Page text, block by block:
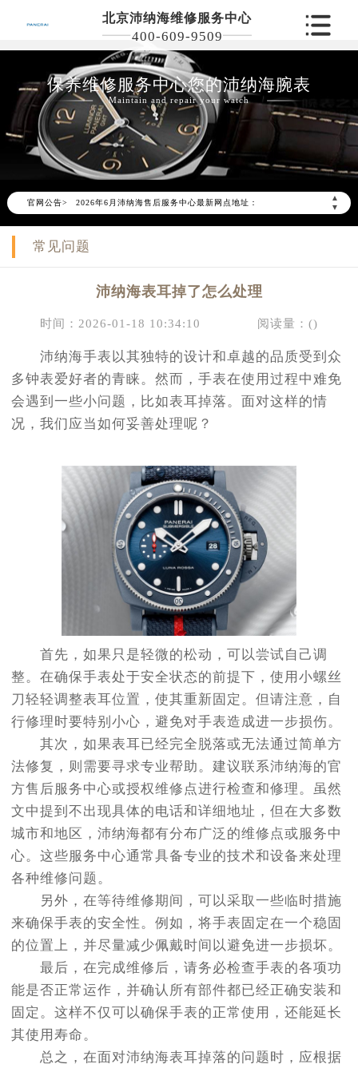
北京沛纳海维修服务中心
400-609-9509
保养维修服务中心您的沛纳海腕表
Maintain and repair your watch
官网公告>
▲
▼
2026年6月沛纳海北京市售后服务网络优化升级公告
2026年6月北京市沛纳海官方售后客户服务热线：400-609-9509
2026年6月沛纳海售后服务中心最新网点地址：
北京市东城区东长安街1号东方广场写字楼W3座6层602室（需提前预约）
常见问题
沛纳海表耳掉了怎么处理
时间：2026-01-18 10:34:10 阅读量：()
沛纳海手表以其独特的设计和卓越的品质受到众
多钟表爱好者的青睐。然而，手表在使用过程中难免
会遇到一些小问题，比如表耳掉落。面对这样的情
况，我们应当如何妥善处理呢？
首先，如果只是轻微的松动，可以尝试自己调
整。在确保手表处于安全状态的前提下，使用小螺丝
刀轻轻调整表耳位置，使其重新固定。但请注意，自
行修理时要特别小心，避免对手表造成进一步损伤。
其次，如果表耳已经完全脱落或无法通过简单方
法修复，则需要寻求专业帮助。建议联系沛纳海的官
方售后服务中心或授权维修点进行检查和修理。虽然
文中提到不出现具体的电话和详细地址，但在大多数
城市和地区，沛纳海都有分布广泛的维修点或服务中
心。这些服务中心通常具备专业的技术和设备来处理
各种维修问题。
另外，在等待维修期间，可以采取一些临时措施
来确保手表的安全性。例如，将手表固定在一个稳固
的位置上，并尽量减少佩戴时间以避免进一步损坏。
最后，在完成维修后，请务必检查手表的各项功
能是否正常运作，并确认所有部件都已经正确安装和
固定。这样不仅可以确保手表的正常使用，还能延长
其使用寿命。
总之，在面对沛纳海表耳掉落的问题时，应根据